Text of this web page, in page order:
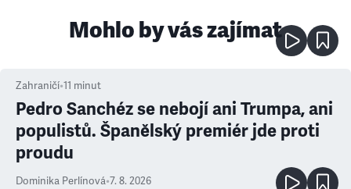
Mohlo by vás zajímat
Zahraničí•11 minut
Pedro Sanchéz se nebojí ani Trumpa, ani
populistů. Španělský premiér jde proti
proudu
Dominika Perlínová•7. 8. 2026